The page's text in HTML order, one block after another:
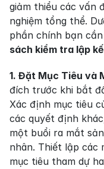
giảm thiểu các vấn
nghiệm tổng thể.
phần chính bạn
sách kiểm tra lập
1. Đặt Mục Tiêu và
đích trước khi bắt
Xác định mục tiêu
các quyết định
một buổi ra mắt
nhân. Thiết lập các
mục tiêu tham dự